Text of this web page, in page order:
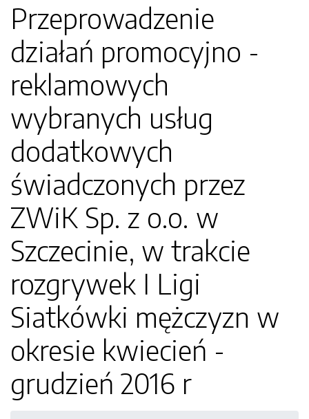
Przeprowadzenie
działań promocyjno -
reklamowych
wybranych usług
dodatkowych
świadczonych przez
ZWiK Sp. z o.o. w
Szczecinie, w trakcie
rozgrywek I Ligi
Siatkówki mężczyzn w
okresie kwiecień -
grudzień 2016 r